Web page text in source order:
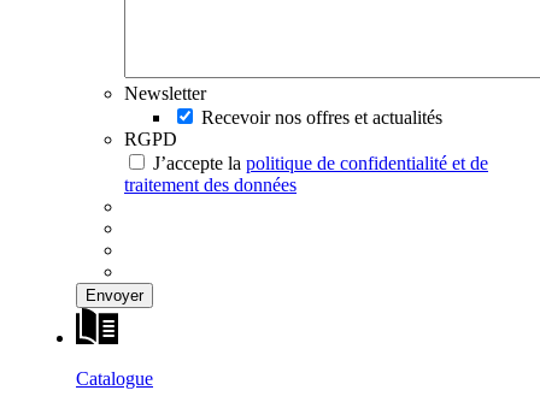
Newsletter
Recevoir nos offres et actualités
RGPD
J’accepte la politique de confidentialité et de
traitement des données
Catalogue